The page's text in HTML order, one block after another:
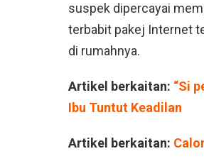
suspek dipercayai
terbabit pakej Internet
di rumahnya.
Artikel berkaitan: “Si
Ibu Tuntut Keadilan
Artikel berkaitan: